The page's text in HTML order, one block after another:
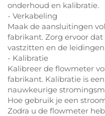
onderhoud en kalibratie.
- Verkabeling
Maak de aansluitingen
fabrikant. Zorg ervoor
vastzitten en de
- Kalibratie
Kalibreer de flowmeter
fabrikant. Kalibratie is
nauwkeurige
Hoe gebruik je een
Zodra u de flowmeter